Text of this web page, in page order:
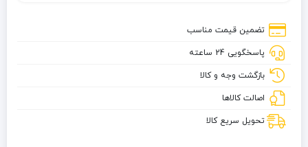
لیتری
زیباسازان
تضمین قیمت مناسب
پاسخگویی 24 ساعته
بازگشت وجه و کالا
اصالت کالاها
تحویل سریع کالا